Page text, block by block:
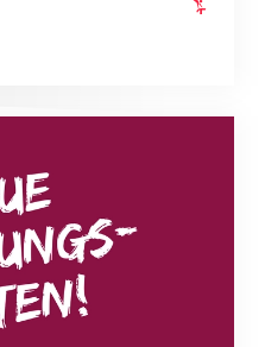
August 2026